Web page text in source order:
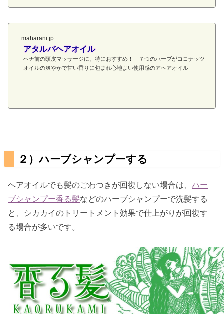
maharani.jp
アタルバヘアオイル
ヘナ前の頭皮マッサージに、特におすすめ！ ７つのハーブがココナッツ
オイルの爽やかで甘い香りに包まれ心地よい使用感のアヘアオイル
２）ハーブシャンプーする
ヘアオイルでも髪のごわつきが回復しない場合は、ハー
ブシャンプー香る髪などのハーブシャンプーで洗髪する
と、シカカイのトリートメント効果で仕上がりが回復す
る場合が多いです。